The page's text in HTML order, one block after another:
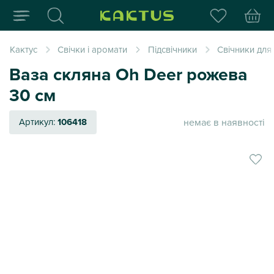
Інтернет-магазин
Кактус Свічки і аромати Підсвічники Свічники
Ваза скляна Oh Deer рожева
30 см
Артикул:106418 немає в наявності